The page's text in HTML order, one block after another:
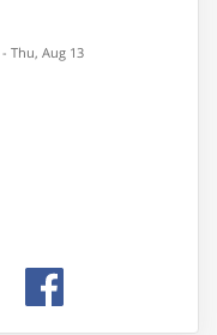
- Thu, Aug 13